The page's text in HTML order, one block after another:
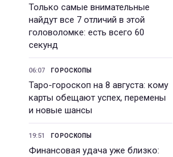
Только самые внимательные
найдут все 7 отличий в этой
головоломке: есть всего 60
секунд
06:07 ГОРОСКОПЫ
Таро-гороскоп на 8 августа: кому
карты обещают успех, перемены
и новые шансы
19:51 ГОРОСКОПЫ
Финансовая удача уже близко: